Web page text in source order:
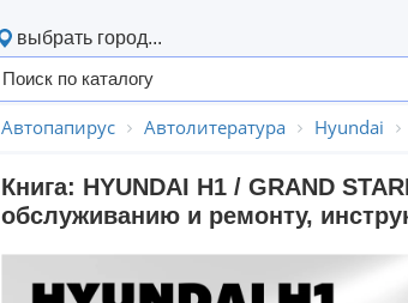
выбрать город...
Автопапирус Автолитература Hyundai
Книга: HYUNDAI H1 / GRAND
обслуживанию и ремонту,